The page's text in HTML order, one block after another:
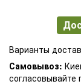
Варианты
Самовывоз:
согласовывайте